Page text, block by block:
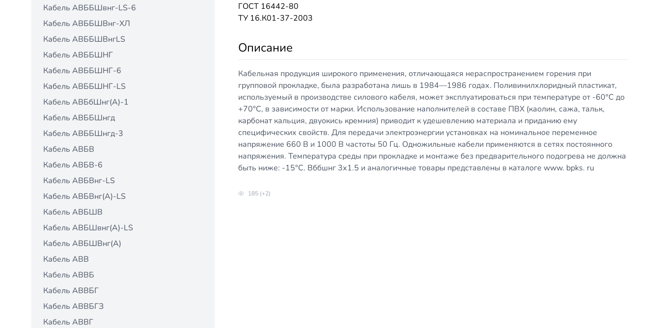
Кабель АВББШвнг-LS-6
Кабель АВББШВнг-ХЛ
Кабель АВББШВнгLS
Кабель АВББШНГ
Кабель АВББШНГ-6
Кабель АВББШНГ-LS
Кабель АВБбШнг(А)-1
Кабель АВББШнгд
Кабель АВББШнгд-3
Кабель АВБВ
Кабель АВБВ-6
Кабель АВБВнг-LS
Кабель АВБВнг(A)-LS
Кабель АВБШВ
Кабель АВБШвнг(A)-LS
Кабель АВБШВнг(А)
Кабель АВВ
Кабель АВВБ
Кабель АВВБГ
Кабель АВВБГЗ
Кабель АВВГ
ГОСТ 16442-80
ТУ 16.К01-37-2003
Описание
Кабельная продукция широкого применения, отличающаяся нераспространением горения при
групповой прокладке, была разработана лишь в 1984—1986 годах. Поливинилхлоридный пластикат,
используемый в производстве силового кабеля, может эксплуатироваться при температуре от -60°С до
+70°С, в зависимости от марки. Использование наполнителей в составе ПВХ (каолин, сажа, тальк,
карбонат кальция, двуокись кремния) приводит к удешевлению материала и приданию ему
специфических свойств. Для передачи электроэнергии установках на номинальное переменное
напряжение 660 В и 1000 В частоты 50 Гц. Одножильные кабели применяются в сетях постоянного
напряжения. Температура среды при прокладке и монтаже без предварительного подогрева не должна
быть ниже: -15°С. Вббшнг 3х1.5 и аналогичные товары представлены в каталоге www. bpks. ru
185 (+2)